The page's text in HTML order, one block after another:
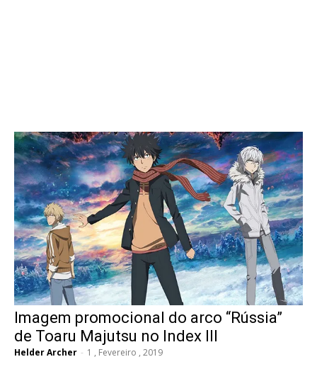
Imagem promocional do arco “Rússia”
de Toaru Majutsu no Index III
Helder Archer - 1 , Fevereiro , 2019